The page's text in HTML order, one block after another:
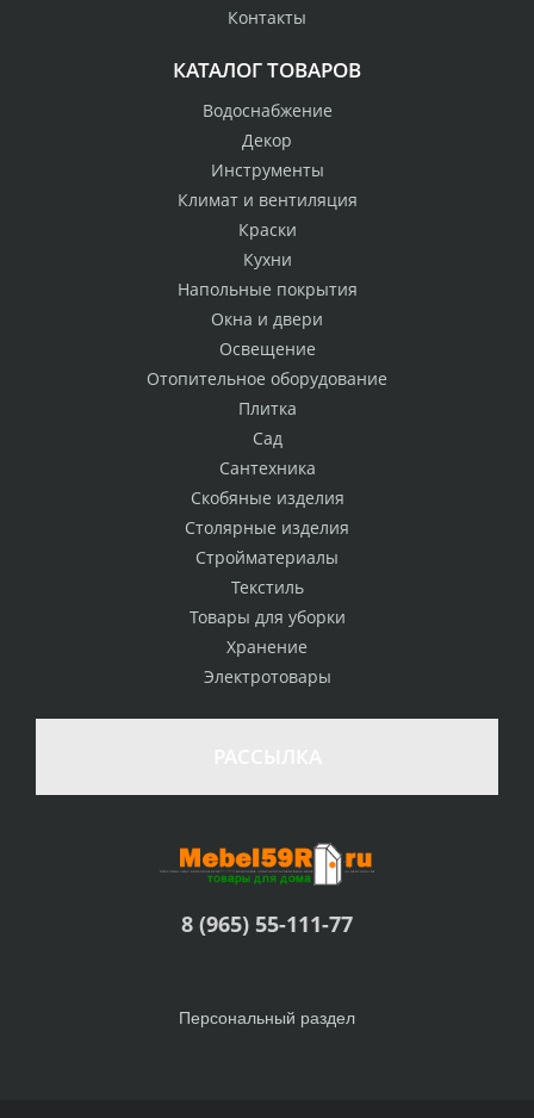
Контакты
КАТАЛОГ ТОВАРОВ
Водоснабжение
Декор
Инструменты
Климат и вентиляция
Краски
Кухни
Напольные покрытия
Окна и двери
Освещение
Отопительное оборудование
Плитка
Сад
Сантехника
Скобяные изделия
Столярные изделия
Стройматериалы
Текстиль
Товары для уборки
Хранение
Электротовары
8 (965) 55-111-77
Персональный раздел